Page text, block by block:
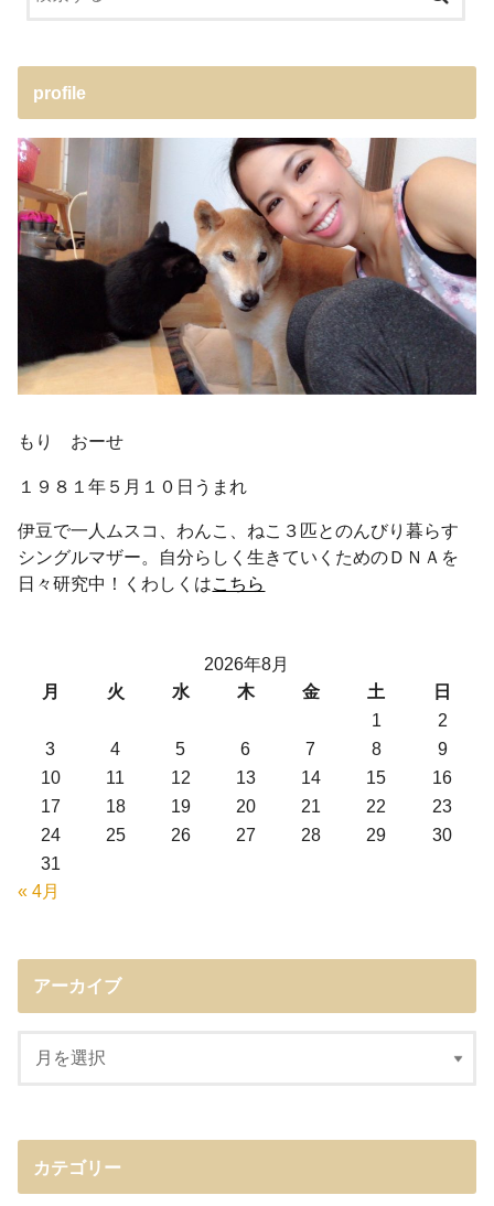
profile
もり おーせ
１９８１年５月１０日うまれ
伊豆で一人ムスコ、わんこ、ねこ３匹とのんびり暮らす
シングルマザー。自分らしく生きていくためのＤＮＡを
日々研究中！くわしくはこちら
2026年8月
月
火 水 木 金 土
日
1
2
3
4 5 6 7 8
9
10
11 12 13 14 15
16
17
18 19 20 21 22
23
24
25 26 27 28 29
30
31
« 4月
アーカイブ
カテゴリー